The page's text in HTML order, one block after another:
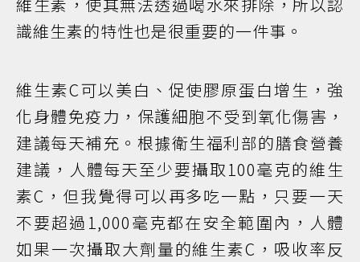
識維生素的特性也是很重要的一件事。
維生素C可以美白、促使膠原蛋白增生，強
化身體免疫力，保護細胞不受到氧化傷害，
建議每天補充。根據衛生福利部的膳食營養
建議，人體每天至少要攝取100毫克的維生
素C，但我覺得可以再多吃一點，只要一天
不要超過1,000毫克都在安全範圍內，人體
如果一次攝取大劑量的維生素C，吸收率反